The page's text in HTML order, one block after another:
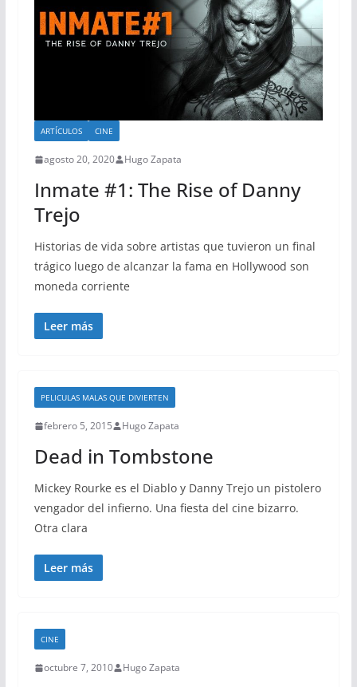
ARTÍCULOS CINE
agosto 20, 2020 Hugo Zapata
Inmate #1: The Rise of Danny
Trejo
Historias de vida sobre artistas que tuvieron un final
trágico luego de alcanzar la fama en Hollywood son
moneda corriente
Leer más
PELICULAS MALAS QUE DIVIERTEN
febrero 5, 2015 Hugo Zapata
Dead in Tombstone
Mickey Rourke es el Diablo y Danny Trejo un pistolero
vengador del infierno. Una fiesta del cine bizarro.
Otra clara
Leer más
CINE
octubre 7, 2010 Hugo Zapata